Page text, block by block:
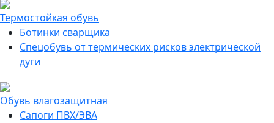
Термостойкая обувь
Ботинки сварщика
Спецобувь от термических рисков электрической
дуги
Обувь влагозащитная
Сапоги ПВХ/ЭВА